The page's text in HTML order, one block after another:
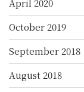
April 2020
October 2019
September 2018
August 2018